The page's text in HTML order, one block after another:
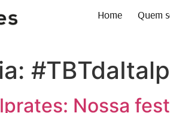
Home Quem
Nossa